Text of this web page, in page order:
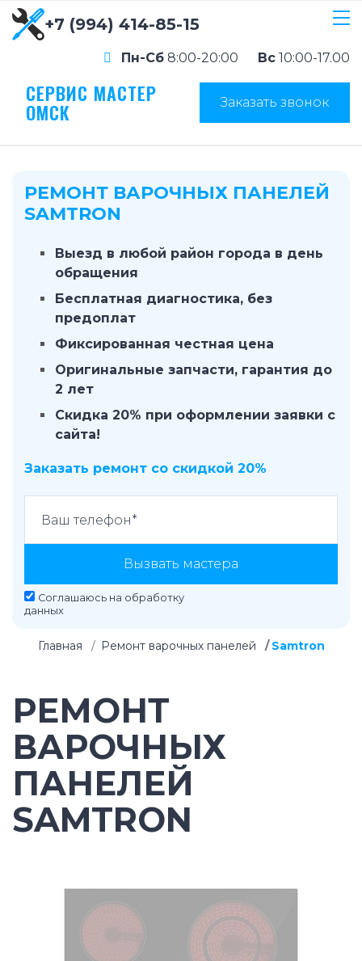
+7 (994) 414-85-15
Пн-Сб 8:00-20:00 Вс 10:00-17.00
СЕРВИС МАСТЕР
ОМСК Заказать звонок
РЕМОНТ ВАРОЧНЫХ ПАНЕЛЕЙ
SAMTRON
Выезд в любой район города в день
обращения
Бесплатная диагностика, без
предоплат
Фиксированная честная цена
Оригинальные запчасти, гарантия до
2 лет
Скидка 20% при оформлении заявки с
сайта!
Заказать ремонт со скидкой 20%
Вызвать мастера
Соглашаюсь на обработку
данных
Главная Ремонт варочных панелей Samtron
РЕМОНТ
ВАРОЧНЫХ
ПАНЕЛЕЙ
SAMTRON